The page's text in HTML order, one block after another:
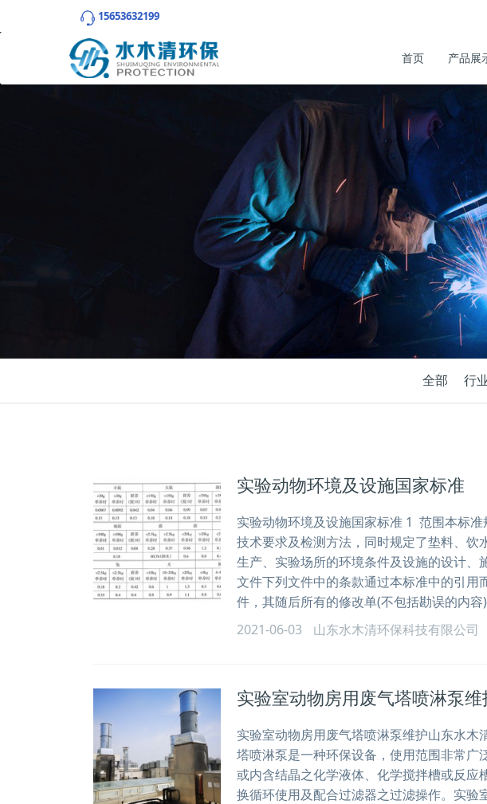
15653632199
首页 产品展
全部 行
实验动物环境及设施国家标准
实验动物环境及设施国家标准 1 范围本标
技术要求及检测方法，同时规定了垫料、
生产、实验场所的环境条件及设施的设计
文件下列文件中的条款通过本标准中的引
件，其随后所有的修改单(不包括勘误的内容
2021-06-03
山东水木清环保科技有限公司
实验室动物房用废气塔喷淋泵维
实验室动物房用废气塔喷淋泵维护山东水
塔喷淋泵是一种环保设备，使用范围非常
或内含结晶之化学液体、化学搅拌槽或反
换循环使用及配合过滤器之过滤操作。实